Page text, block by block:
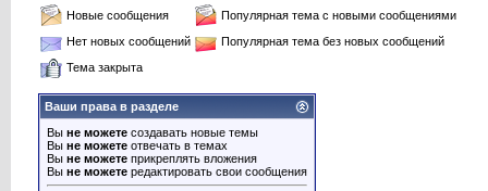
Новые сообщения
Популярная тема с новыми сообщениями
Нет новых сообщений
Популярная тема без новых сообщений
Тема закрыта
Ваши права в разделе
Вы не можете создавать новые темы
Вы не можете отвечать в темах
Вы не можете прикреплять вложения
Вы не можете редактировать свои сообщения